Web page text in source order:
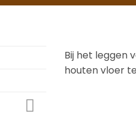
Bij het leggen
houten vloer